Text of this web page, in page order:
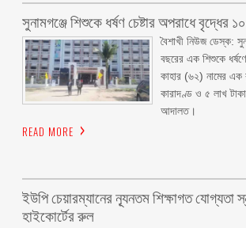
সুনামগঞ্জে শিশুকে ধর্ষণ চেষ্টার অপরাধে বৃদ্ধের
বৈশাখী নিউজ ডেস্ক:
বছরের এক শিশুকে
কাহার (৬২) নামের
কারাদণ্ড ও ৫ লাখ
আদালত।
READ MORE
ইউপি চেয়ারম্যানের ন্যূনতম শিক্ষাগত যোগ্যতা
হাইকোর্টের রুল